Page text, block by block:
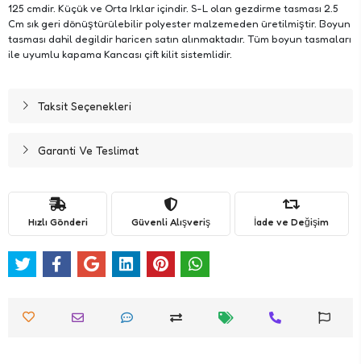
125 cmdir. Küçük ve Orta Irklar içindir. S-L olan gezdirme tasması 2.5
Cm sık geri dönüştürülebilir polyester malzemeden üretilmiştir. Boyun
tasması dahil degildir haricen satın alınmaktadır. Tüm boyun tasmaları
ile uyumlu kapama Kancası çift kilit sistemlidir.
Taksit Seçenekleri
Garanti Ve Teslimat
Hızlı Gönderi Güvenli Alışveriş İade ve Değişim